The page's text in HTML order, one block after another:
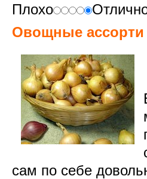
Плохо
Овощные ассорти
сам по себе